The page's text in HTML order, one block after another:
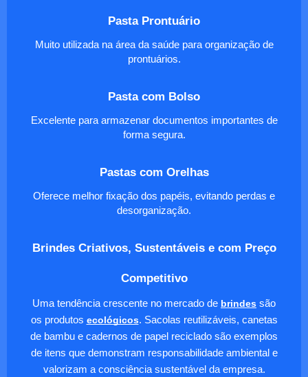
Pasta Prontuário
Muito utilizada na área da saúde para organização de
prontuários.
Pasta com Bolso
Excelente para armazenar documentos importantes de
forma segura.
Pastas com Orelhas
Oferece melhor fixação dos papéis, evitando perdas e
desorganização.
Brindes Criativos, Sustentáveis e com Preço
Competitivo
Uma tendência crescente no mercado de brindes são
os produtos ecológicos. Sacolas reutilizáveis, canetas
de bambu e cadernos de papel reciclado são exemplos
de itens que demonstram responsabilidade ambiental e
valorizam a consciência sustentável da empresa.